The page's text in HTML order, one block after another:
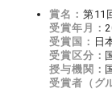
賞名： 第11
受賞年月：
受賞国： 日
受賞区分：
授与機関：
受賞者（グ